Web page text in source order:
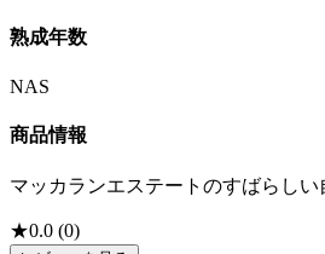
熟成年数
NAS
商品情報
マッカランエステートのすばらしい
★0.0 (0)